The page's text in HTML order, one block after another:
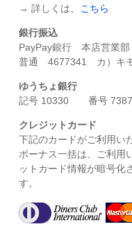
→ 詳しくは、
こちら
銀行振込
PayPay銀行 本店営業
普通 4677341 カ）キ
ゆうちょ銀行
記号 10330 番号
クレジットカード
下記のカードがご利用い
ボーナス一括は、ご利用
ットカード情報が暗号化
す。